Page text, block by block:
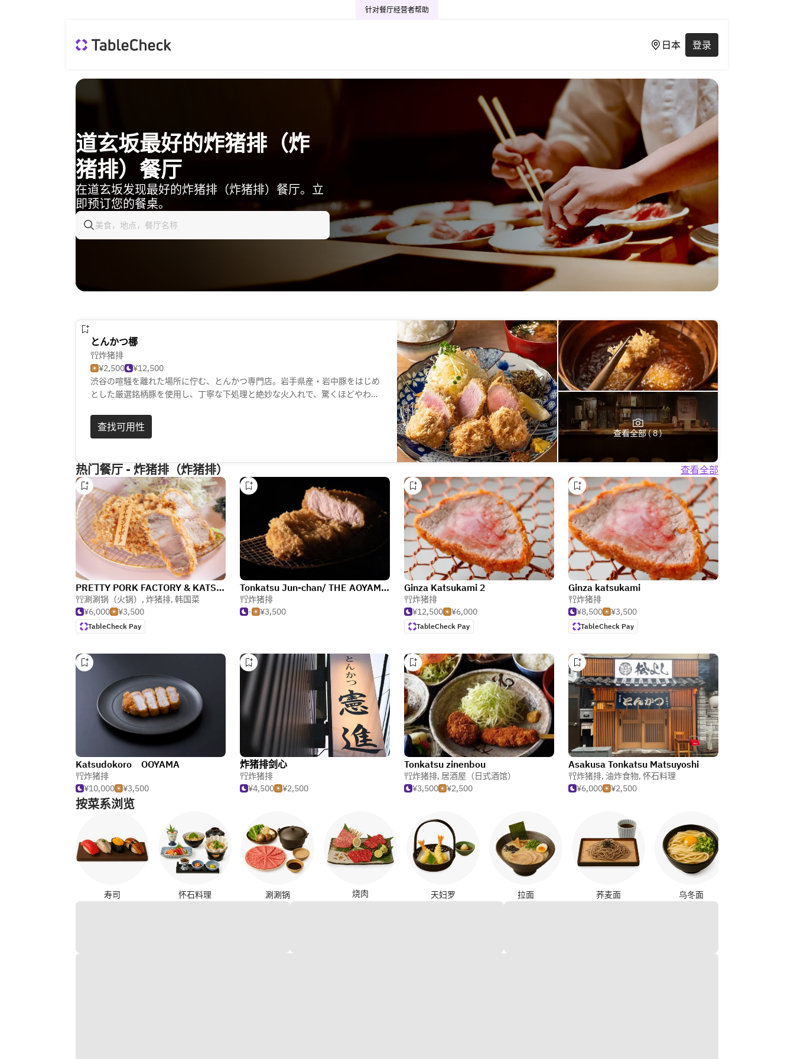
针对餐厅经营者帮助
日本 登录
道玄坂最好的炸猪排（炸
猪排）餐厅
在道玄坂发现最好的炸猪排（炸猪排）餐厅。立
即预订您的餐桌。
とんかつ梛
炸猪排
¥2,500
¥12,500
渋谷の喧騒を離れた場所に佇む、とんかつ専門店。岩手県産・岩中豚をはじめ
とした厳選銘柄豚を使用し、丁寧な下処理と絶妙な火入れで、驚くほどやわら
部までこだわり抜いた定食は完成度の高い味わい。JAZZが流れる落ち着いた空
間で、日常を忘れる上質な食体験をお楽しみいただけます。
查找可用性
查看全部 ( 8 )
热门餐厅 - 炸猪排（炸猪排） 查看全部
PRETTY PORK FACTORY & KATSU PRETTY PORK (原宿)
涮涮锅（火锅） , 炸猪排, 韩国菜
¥6,000
¥3,500
TableCheck Pay
Tonkatsu Jun-chan/ THE AOYAMA GRAND HOTEL
炸猪排
-
¥3,500
Ginza Katsukami 2
炸猪排
¥12,500
¥6,000
TableCheck Pay
Ginza katsukami
炸猪排
¥8,500
¥3,500
TableCheck Pay
Katsudokoro OOYAMA
炸猪排
¥10,000
¥3,500
炸猪排剑心
炸猪排
¥4,500
¥2,500
Tonkatsu zinenbou
炸猪排, 居酒屋（日式酒馆）
¥3,500
¥2,500
Asakusa Tonkatsu Matsuyoshi
炸猪排, 油炸食物, 怀石料理
¥6,000
¥2,500
按菜系浏览
寿司 怀石料理 涮涮锅 烧肉 天妇罗 拉面 荞麦面 乌冬面